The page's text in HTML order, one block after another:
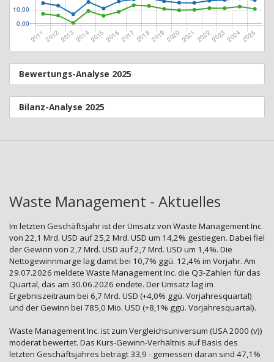
Bewertungs-Analyse 2025
Bilanz-Analyse 2025
Waste Management - Aktuelles
Im letzten Geschäftsjahr ist der Umsatz von Waste Management Inc.
von 22,1 Mrd. USD auf 25,2 Mrd. USD um 14,2% gestiegen. Dabei fiel
der Gewinn von 2,7 Mrd. USD auf 2,7 Mrd. USD um 1,4%. Die
Nettogewinnmarge lag damit bei 10,7% ggü. 12,4% im Vorjahr. Am
29.07.2026 meldete Waste Management Inc. die Q3-Zahlen für das
Quartal, das am 30.06.2026 endete. Der Umsatz lag im
Ergebniszeitraum bei 6,7 Mrd. USD (+4,0% ggü. Vorjahresquartal)
und der Gewinn bei 785,0 Mio. USD (+8,1% ggü. Vorjahresquartal).
Waste Management Inc. ist zum Vergleichsuniversum (USA 2000 (v))
moderat bewertet. Das Kurs-Gewinn-Verhältnis auf Basis des
letzten Geschäftsjahres beträgt 33,9 - gemessen daran sind 47,1%